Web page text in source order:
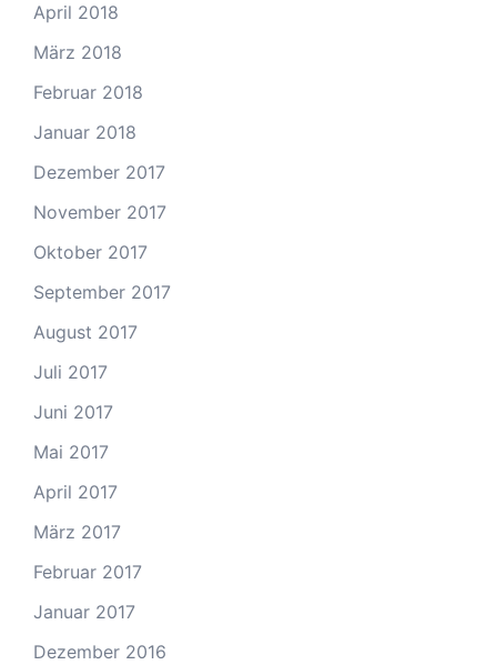
April 2018
März 2018
Februar 2018
Januar 2018
Dezember 2017
November 2017
Oktober 2017
September 2017
August 2017
Juli 2017
Juni 2017
Mai 2017
April 2017
März 2017
Februar 2017
Januar 2017
Dezember 2016